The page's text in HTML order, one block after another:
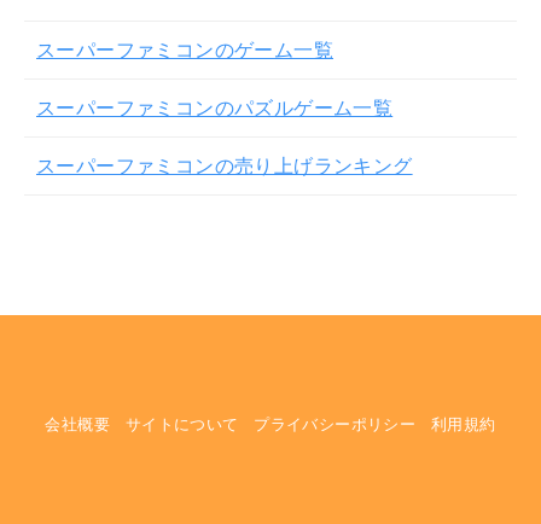
スーパーファミコンのゲーム一覧
スーパーファミコンのパズルゲーム一覧
スーパーファミコンの売り上げランキング
会社概要 サイトについて プライバシーポリシー 利用規約